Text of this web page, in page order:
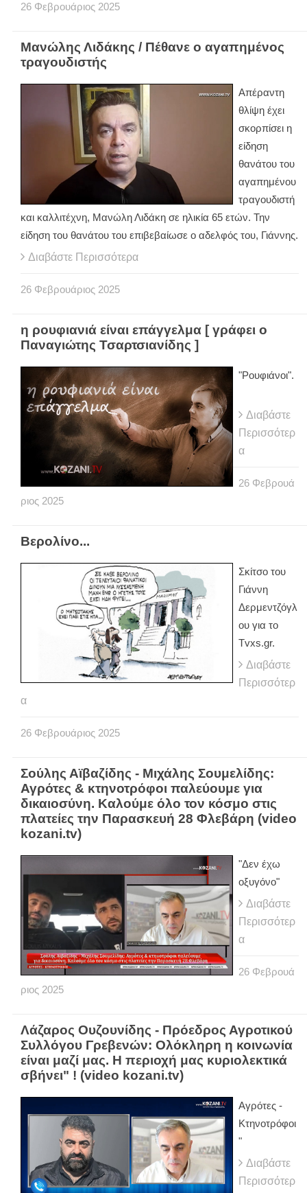
26 Φεβρουάριος 2025
Μανώλης Λιδάκης / Πέθανε ο αγαπημένος
τραγουδιστής
Απέραντη
θλίψη έχει
σκορπίσει η
είδηση
θανάτου του
αγαπημένου
τραγουδιστή
και καλλιτέχνη, Μανώλη Λιδάκη σε ηλικία 65 ετών. Την
είδηση του θανάτου του επιβεβαίωσε ο αδελφός του, Γιάννης.
Διαβάστε Περισσότερα
26 Φεβρουάριος 2025
η ρουφιανιά είναι επάγγελμα [ γράφει ο
Παναγιώτης Τσαρτσιανίδης ]
"Ρουφιάνοι".
Διαβάστε
Περισσότερ
α
26 Φεβρουά
ριος 2025
Βερολίνο...
Σκίτσο του
Γιάννη
Δερμεντζόγλ
ου για το
Tvxs.gr.
Διαβάστε
Περισσότερ
α
26 Φεβρουάριος 2025
Σούλης Αϊβαζίδης - Μιχάλης Σουμελίδης:
Αγρότες & κτηνοτρόφοι παλεύουμε για
δικαιοσύνη. Καλούμε όλο τον κόσμο στις
πλατείες την Παρασκευή 28 Φλεβάρη (video
kozani.tv)
"Δεν έχω
οξυγόνο"
Διαβάστε
Περισσότερ
α
26 Φεβρουά
ριος 2025
Λάζαρος Ουζουνίδης - Πρόεδρος Αγροτικού
Συλλόγου Γρεβενών: Ολόκληρη η κοινωνία
είναι μαζί μας. Η περιοχή μας κυριολεκτικά
σβήνει" ! (video kozani.tv)
Αγρότες -
Κτηνοτρόφοι
"
Διαβάστε
Περισσότερ